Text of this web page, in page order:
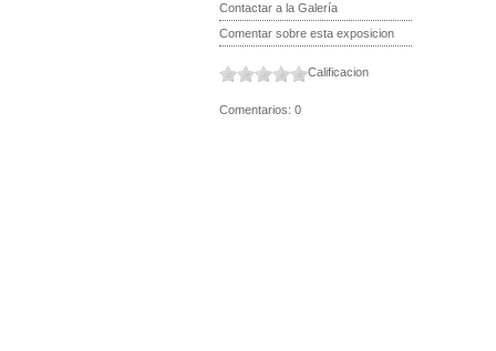
Contactar a la Galería
Comentar sobre esta exposicion
Calificacion
Comentarios: 0